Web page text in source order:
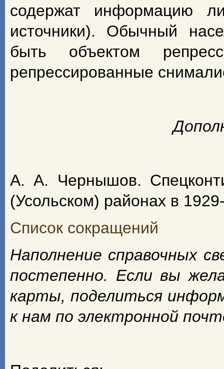
содержат информацию
источники). Обычный
быть объектом
репрессированные
А. А. Чернышов.
(Усольском) районах в
Список сокращений
Наполнение справочных
постепенно. Если вы
карты, поделиться
к нам по электронной